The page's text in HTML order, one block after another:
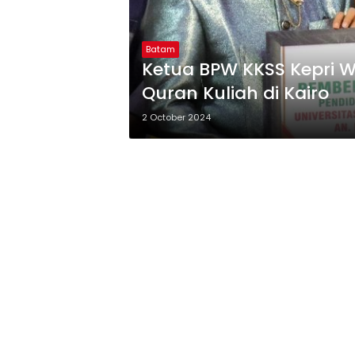
Batam
Ketua BPW KKSS
Quran Kuliah di Kairo
2 October 2024
Dijamu Khusus
Oleh Ketua BPW
KKSS Sumut